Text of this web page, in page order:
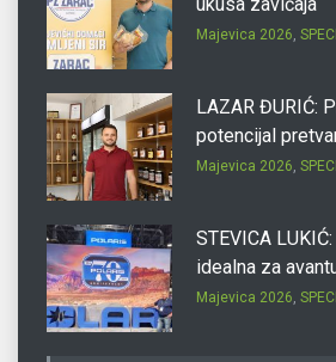
ukusa zavičaja
Majevica 2026,
LAZAR ĐURIĆ:
potencijal
Majevica 2026,
STEVICA
idealna za
Majevica 2026,